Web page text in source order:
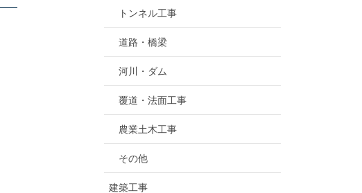
トンネル工事
道路・橋梁
河川・ダム
覆道・法面工事
農業土木工事
その他
建築工事